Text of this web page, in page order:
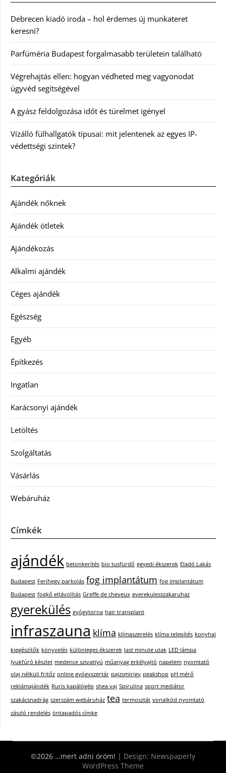
Debrecen kiadó iroda – hol érdemes új munkateret
keresni?
Parfüméria Budapest forgalmasabb területein található
Végrehajtás ellen: hogyan védheted meg vagyonodat
ügyvéd segítségével
A gyász feldolgozása időt és türelmet igényel
Vízálló fülhallgatók típusai: mit jelentenek az egyes IP-
védettségi szintek?
Kategóriák
Ajándék nőknek
Ajándék ötletek
Ajándékozás
Alkalmi ajándék
Céges ajándék
Egészség
Egyéb
Építkezés
Ingatlan
Karácsonyi ajándék
Letöltés
Szolgáltatás
Vásárlás
Webáruház
Címkék
ajándék betonkerítés bio tusfürdő egyedi ékszerek Eladó Lakás
Budapest Ferihegy parkolás fog implantátum fog implantátum
Budapest fogkő eltávolítás Greffe de cheveux gyerekulesszakaruhaz
gyerekülés gyógytorna hair transplant
infraszauna klíma klímaszerelés klíma telepítés konyhai
kiegészítők könyvelés különleges ékszerek last minute utak LED lámpa
lyukfúró készlet medence szivattyú műanyag erkélyajtó napelem nyomtató
olaj nélküli fritőz online gyógyszertár pajzsmirigy peakshop pH mérő
reklámajándék Ruris kapálógép shea vaj Spirulina sport mediátor
szakácsnadrág szerszám webáruház tea termosztát vonalkód nyomtató
zászló rendelés öntapadós címke
©2026 …mert adni öröm! | Design: Newspaperly
WordPress Theme